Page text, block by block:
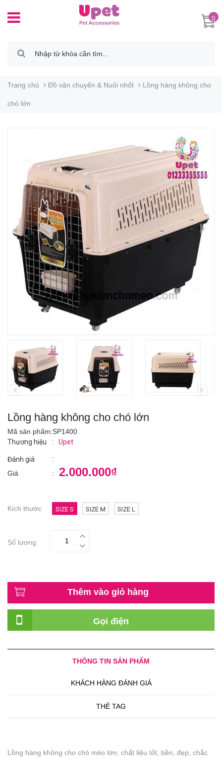
0
Trang chủ Đồ vận chuyển & Nuôi nhốt Lồng hàng không cho
chó lớn
Lồng hàng không cho chó lớn
Mã sản phẩm:SP1400
Thương hiệu
: Upet
Đánh giá
:
Giá
: 2.000.000₫
Kích thước SIZE S SIZE M SIZE L
Số lượng
Thêm vào giỏ hàng
Gọi điện
THÔNG TIN SẢN PHẨM
KHÁCH HÀNG ĐÁNH GIÁ
THẺ TAG
Lồng hàng không cho chó mèo lớn, chất liệu tốt, bền, đẹp, chắc